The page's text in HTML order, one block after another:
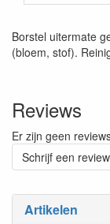
Artikelen
Borstel uitermate
(bloem, stof).
Reviews
Er zijn geen
Schrijf een review